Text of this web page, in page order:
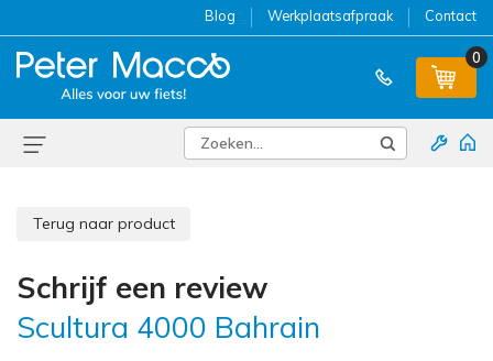
Blog Werkplaatsafpraak Contact
0
Terug naar product
Schrijf een review
Scultura 4000 Bahrain